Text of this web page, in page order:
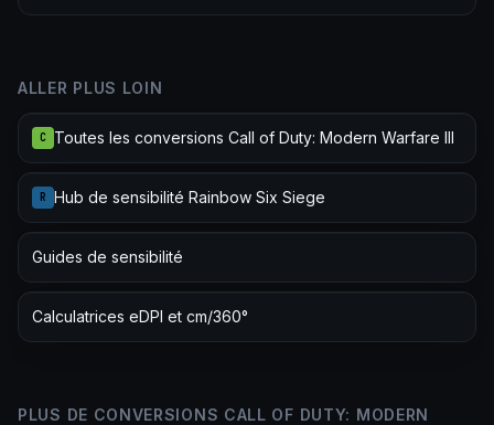
ALLER PLUS LOIN
C Toutes les conversions Call of Duty: Modern Warfare III
R Hub de sensibilité Rainbow Six Siege
Guides de sensibilité
Calculatrices eDPI et cm/360°
PLUS DE CONVERSIONS CALL OF DUTY: MODERN